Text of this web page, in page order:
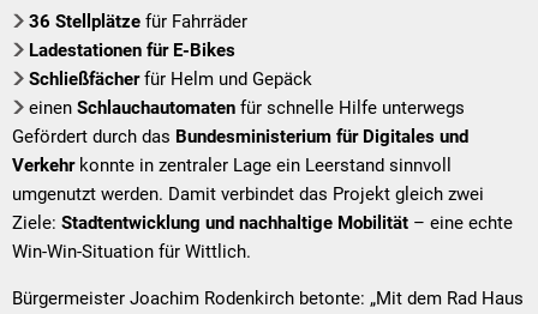
36 Stellplätze für Fahrräder
Ladestationen für E-Bikes
Schließfächerfür Helm und Gepäck
einen Schlauchautomaten für schnelle Hilfe unterwegs
Gefördert durch das Bundesministerium für Digitales und
Verkehrkonnte in zentraler Lage ein Leerstand sinnvoll
umgenutzt werden. Damit verbindet das Projekt gleich zwei
Ziele: Stadtentwicklung und nachhaltige Mobilität – eine echte
Win-Win-Situation für Wittlich.
Bürgermeister Joachim Rodenkirch betonte: „Mit dem Rad Haus